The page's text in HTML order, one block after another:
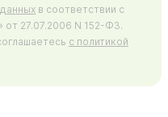
в соответствии с
27.07.2006 N 152-ФЗ.
с политикой